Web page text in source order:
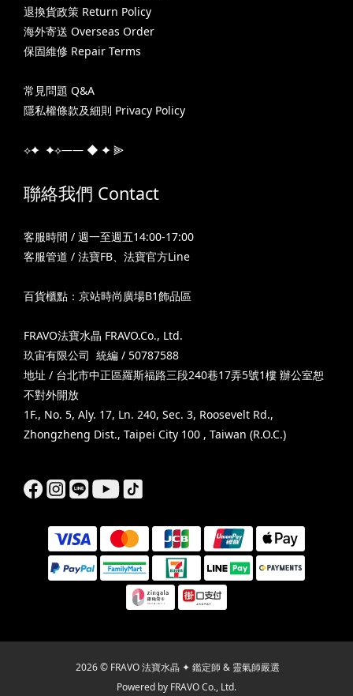
退換貨政策 Return Policy
海外寄送 Overseas Order
保固維修 Repair Terms
常見問題 Q&A
隱私權條款及細則 Privacy Policy
⟡✦ ✦⟡—— ◆ ✦ ⫸
聯絡我們 Contact
客服時間 / 週一至週五14:00-17:00
客服管道 / 法寶FB、 法寶官方Line
百貨櫃點：京站時尚廣場B1飾品區
FRAVO法寶水晶 FRAVO.Co., Ltd.
玖宙有限公司 統編 / 50787588
地址 / 台北市中正區羅斯福路三段240巷17弄5號1樓 辦公室恕
不對外開放
1F., No. 5, Aly. 17, Ln. 240, Sec. 3, Roosevelt Rd.,
Zhongzheng Dist., Taipei City 100 , Taiwan (R.O.C.)
2026 © FRAVO 法寶水晶 ✦ 鑑定師 & 靈氣師嚴選
Powered by FRAVO Co., Ltd.